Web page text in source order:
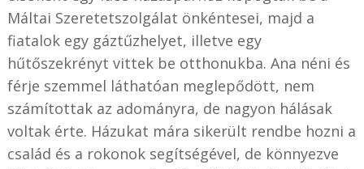
Máltai Szeretetszolgálat önkéntesei, majd a
fiatalok egy gáztűzhelyet, illetve egy
hűtőszekrényt vittek be otthonukba. Ana néni és
férje szemmel láthatóan meglepődött, nem
számítottak az adományra, de nagyon hálásak
voltak érte. Házukat mára sikerült rendbe hozni a
család és a rokonok segítségével, de könnyezve